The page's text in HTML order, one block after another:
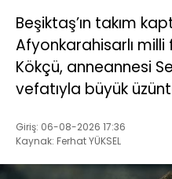
Beşiktaş’ın takım
Afyonkarahisarlı
Kökçü, anneannesi
vefatıyla büyük
Giriş: 06-08-2026 17:36
Kaynak: Ferhat YÜKSEL